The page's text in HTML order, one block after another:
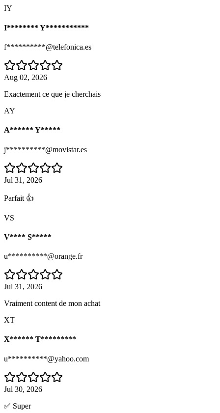
IY
I******** Y***********
f**********@telefonica.es
Aug 02, 2026
Exactement ce que je cherchais
AY
A****** Y*****
j**********@movistar.es
Jul 31, 2026
Parfait 👍
VS
V**** S*****
u**********@orange.fr
Jul 31, 2026
Vraiment content de mon achat
XT
X****** T*********
u**********@yahoo.com
Jul 30, 2026
✅ Super